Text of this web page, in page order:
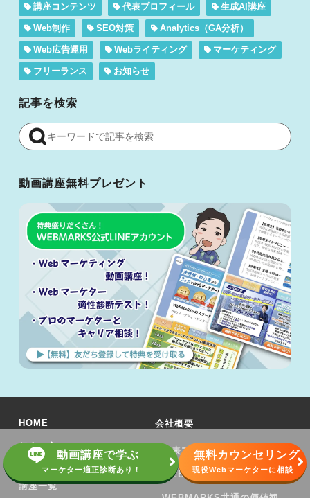
講座コンテンツ 代表プロフィール 生成AI講座
Web制作 SEO対策 Analytics（GA分析）
Web広告運用 Webライティング マーケティング
フリーランス お知らせ
記事を検索
動画講座無料プレゼント
HOME
個人の方へ
Webマーケティングスクール
講座一覧
会社概要
代表プロフィール
WEBMARKSのメンバー
動画講座で学ぶ
マーケター適正診断あり！
無料カウンセリング
現役Webマーケターに相談